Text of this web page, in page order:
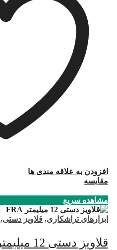
افزودن به علاقه مندی ها
مقایسه
مشاهده سریع
ابزارهای تراشکاری, قلاویز دستی,
قلاویز دستی 12 میلیمتر